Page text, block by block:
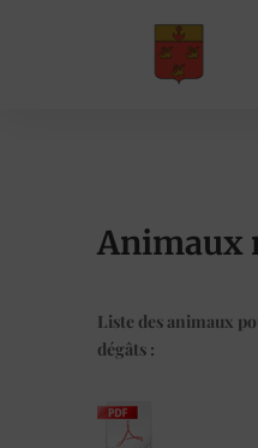
Animaux
Liste des animaux
dégâts :